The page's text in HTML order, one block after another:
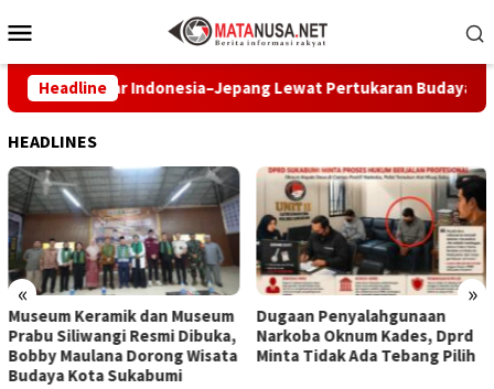
ke
Mobile
Headline
Pelajar Indonesia–Jepang Lewat Pertukaran Budaya dan
HEADLINES
« »
Museum Keramik dan Museum
Prabu Siliwangi Resmi Dibuka,
Bobby Maulana Dorong Wisata
Budaya Kota Sukabumi
Dugaan Penyalahgunaan
Narkoba Oknum Kades, Dprd
Minta Tidak Ada Tebang Pilih